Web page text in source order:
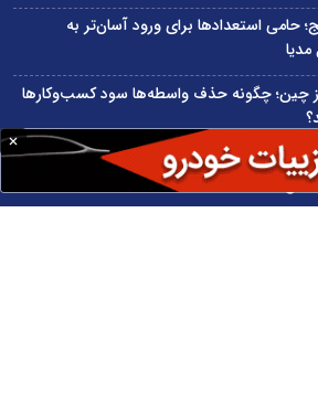
حامی استعدادها برای ورود آسان‌تر به
چین؛ چگونه حذف واسطه‌ها سود کسب‌وکارها
طلا برای تابستان؛ انتخابی ظریف و متفاوت
خاص